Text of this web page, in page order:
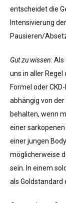
entscheidet die
Intensivierung
Pausieren/
Gut zu wissen: Als
uns in aller Regel
Formel oder
abhängig von
behalten, wenn
einer
einer jungen
möglicherweise
sein. In einem
als Goldstandard